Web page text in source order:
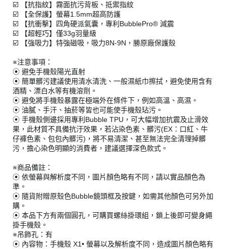
☑️ 【抗指紋】霧面抗污背板、抵禦指紋
☑️ 【全保護】螢幕1.5mm超高防護
☑️ 【抗衝擊】四角硬派氣囊，專利BubblePro® 減震
☑️ 【超輕巧】僅33g羽量級
☑️ 【強吸力】特強磁吸，吸力8N-9N，勝原廠保護殼
※注意事項：
⦿ 避免手機殼陽光直射
⦿ 簡單髒污建議使用清水清洗、一般濕紙巾擦拭，避免使用含有
酒精、漂白水等有機溶劑。
⦿ 避免將手機殼暴露在極端外在條件下，例如高溫、高濕。
⦿ 油膩、手汗、抽菸等皆也可能使手機殼玷污。
⦿ 手機殼側邊採用專利Bubble TPU，可大幅增加抗震及止滑效
果，此材質不具備抗汙效果，若沾染色素、髒污(EX：口紅、牛
仔褲色素、包包內髒污)，將不易清潔、甚至無法完全清理掉髒
污，擔心染色明顯的消費者，建議選擇深色款式。
※商品備註：
⦿ 依螢幕與解析度不同，圖片顏色略有不同，請以實品顏色為
準。
⦿ 隨貨附贈原殼色Bubble鏡頭框及按鍵，如需其他顏色可另外加
購。
⦿ 本品下方有兩個圓孔，可購買螺絲掛環組，鎖上後即可變身繩
掛手機殼。
※吊飾孔：有
⦿ 內容物：手機殼 X1• 螢幕以及解析度不同，造成圖片顏色略有